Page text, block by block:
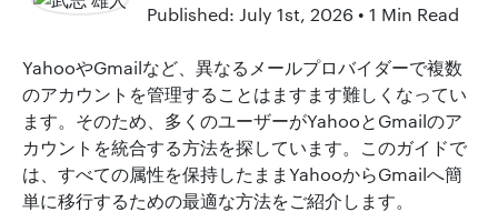
Published: July 1st, 2026 • 1 Min Read
YahooやGmailなど、異なるメールプロバイダーで複数
のアカウントを管理することはますます難しくなってい
ます。そのため、多くのユーザーがYahooとGmailのア
カウントを統合する方法を探しています。このガイドで
は、すべての属性を保持したままYahooからGmailへ簡
単に移行するための最適な方法をご紹介します。